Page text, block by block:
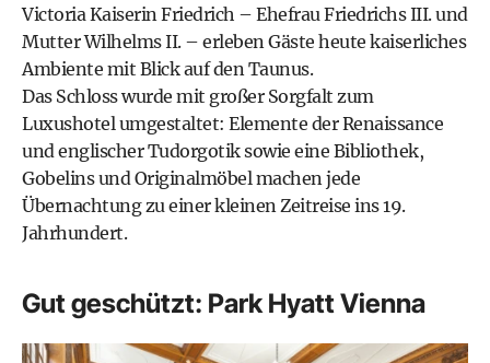
Victoria Kaiserin Friedrich – Ehefrau Friedrichs III. und
Mutter Wilhelms II. – erleben Gäste heute kaiserliches
Ambiente mit Blick auf den Taunus.
Das Schloss wurde mit großer Sorgfalt zum
Luxushotel umgestaltet: Elemente der Renaissance
und englischer Tudorgotik sowie eine Bibliothek,
Gobelins und Originalmöbel machen jede
Übernachtung zu einer kleinen Zeitreise ins 19.
Jahrhundert.
Gut geschützt: Park Hyatt Vienna